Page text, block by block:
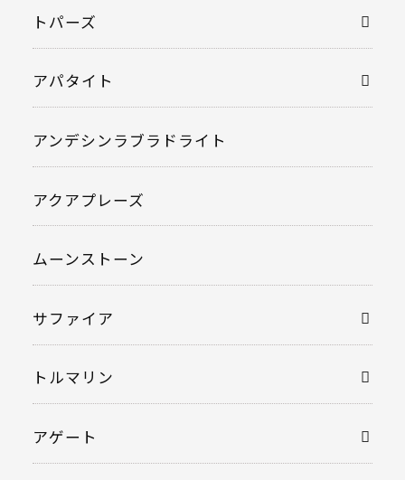
トパーズ
アパタイト
アンデシンラブラドライト
アクアプレーズ
ムーンストーン
サファイア
トルマリン
アゲート